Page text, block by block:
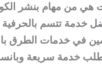
هي من مهام بنشر
خدمة تتسم
في خدمات الطرق
خدمة سريعة